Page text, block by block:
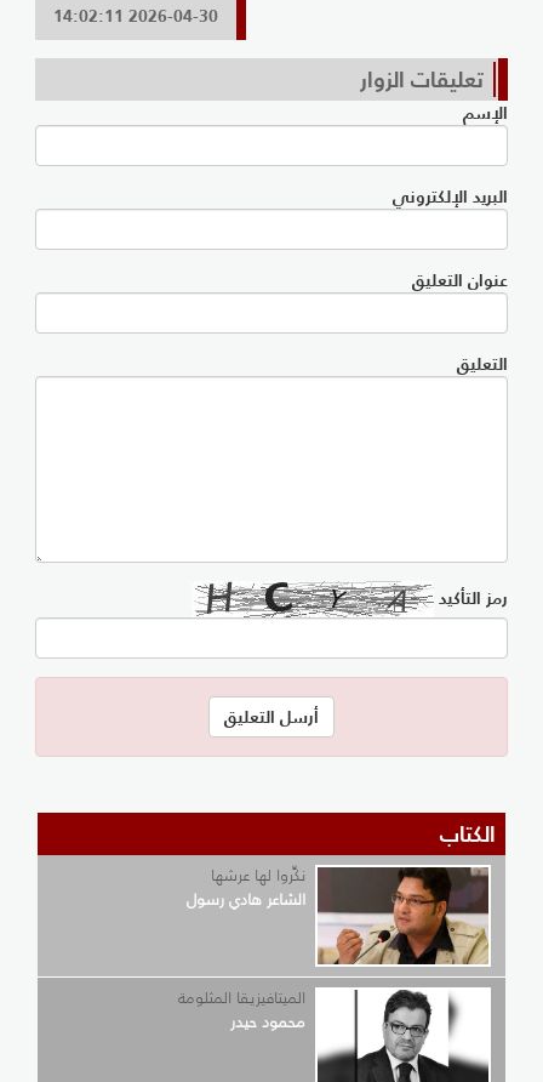
2026-04-30 14:02:11
تعليقات الزوار
الإسم
البريد الإلكتروني
عنوان التعليق
التعليق
رمز التأكيد
الكتاب
نكِّروا لها عرشها
الشاعر هادي رسول
الميتافيزيقا المثلومة
محمود حيدر